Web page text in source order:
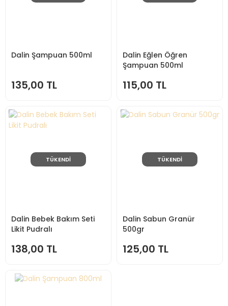
Dalin Şampuan 500ml
135,00 TL
Dalin Eğlen Öğren
Şampuan 500ml
115,00 TL
TÜKENDİ
Dalin Bebek Bakım Seti
Likit Pudralı
138,00 TL
TÜKENDİ
Dalin Sabun Granür
500gr
125,00 TL